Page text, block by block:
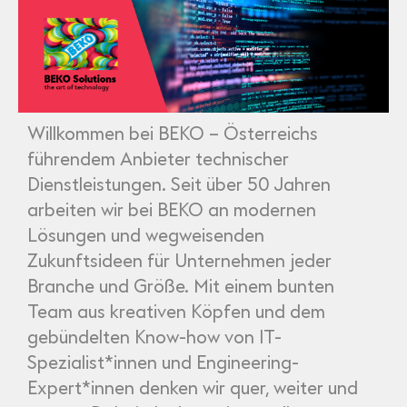
Systemstatus
Jobs
Berufsfelder
Für Unternehmen
Kandidaten finden
Inserat buchen
©informatikjobs.at 2026ImpressumAGB Datenschutz
Cookie-Einstellungen